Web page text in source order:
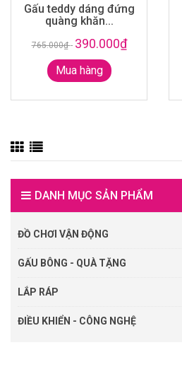
Gấu teddy dáng đứng
quàng khăn...
765.000₫- 390.000₫
Mua hàng
DANH MỤC SẢN PHẨM
ĐỒ CHƠI VẬN ĐỘNG
GẤU BÔNG - QUÀ TẶNG
LẮP RÁP
ĐIỀU KHIỂN - CÔNG NGHỆ